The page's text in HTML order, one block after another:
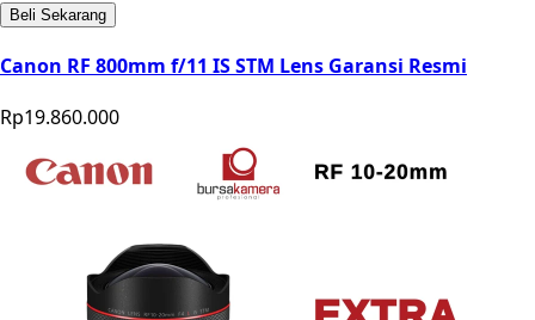
Beli Sekarang
Canon RF 800mm f/11 IS STM Lens Garansi Resmi
Rp19.860.000